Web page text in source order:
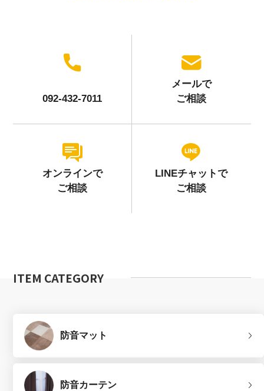
092-432-7011
メールで
ご相談
オンラインで
ご相談
LINEチャットで
ご相談
ITEM CATEGORY
防音マット
防音カーテン